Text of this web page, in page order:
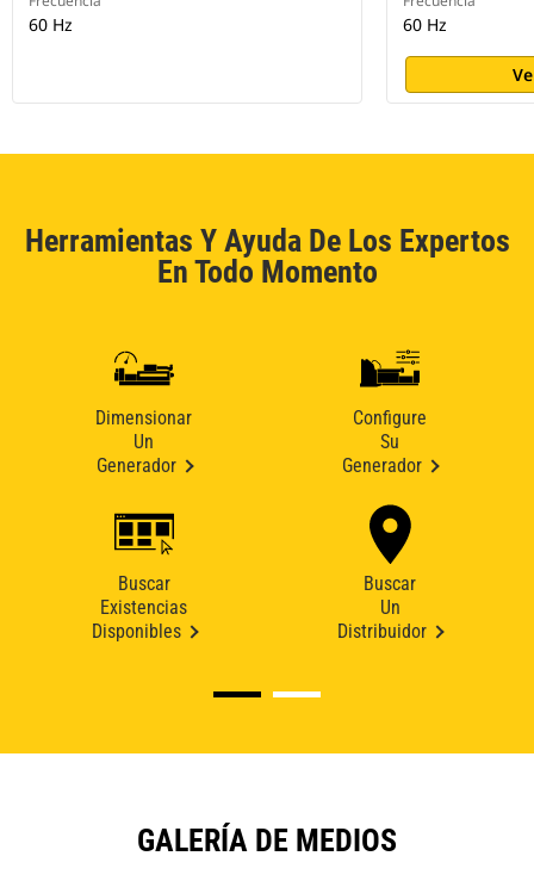
60 Hz 60 Hz
Herramientas Y Ayuda De Los Expertos
En Todo Momento
Dimensionar
Un
Generador
Configure
Su
Generador
Buscar
Existencias
Disponibles
Buscar
Un
Distribuidor
GALERÍA DE MEDIOS